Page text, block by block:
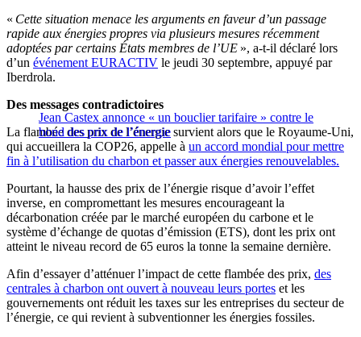
« Cette situation menace les arguments en faveur d’un passage
rapide aux énergies propres via plusieurs mesures récemment
adoptées par certains États membres de l’UE », a-t-il déclaré lors
d’un événement EURACTIV le jeudi 30 septembre, appuyé par
Iberdrola.
Jean Castex annonce « un bouclier tarifaire » contre le
bond des prix de l’énergie
Des messages contradictoires
La flambée des prix de l’énergie survient alors que le Royaume-Uni,
qui accueillera la COP26, appelle à un accord mondial pour mettre
fin à l’utilisation du charbon et passer aux énergies renouvelables.
Pourtant, la hausse des prix de l’énergie risque d’avoir l’effet
inverse, en compromettant les mesures encourageant la
décarbonation créée par le marché européen du carbone et le
système d’échange de quotas d’émission (ETS), dont les prix ont
atteint le niveau record de 65 euros la tonne la semaine dernière.
Afin d’essayer d’atténuer l’impact de cette flambée des prix, des
centrales à charbon ont ouvert à nouveau leurs portes et les
gouvernements ont réduit les taxes sur les entreprises du secteur de
l’énergie, ce qui revient à subventionner les énergies fossiles.